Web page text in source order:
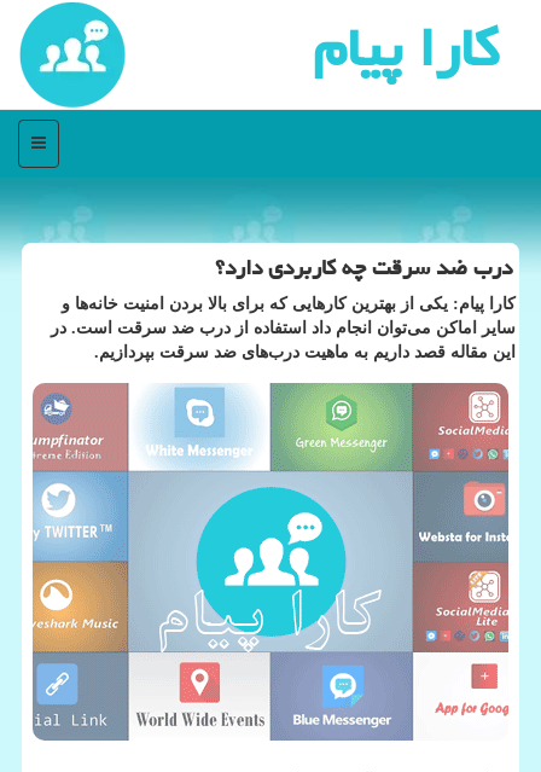
كارا پیام
منو
درب ضد سرقت چه کاربردی دارد؟
کارا پیام: یکی از بهترین کارهایی که برای بالا بردن امنیت خانه‌ها و
سایر اماکن می‌توان انجام داد استفاده از درب ضد سرقت است. در
این مقاله قصد داریم به ماهیت درب‌های ضد سرقت بپردازیم.